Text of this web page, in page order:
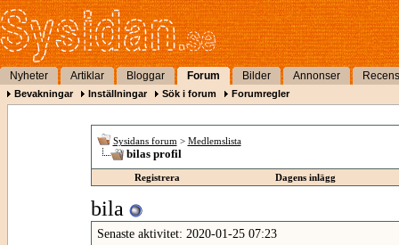
Nyheter Artiklar Bloggar Forum Bilder Annonser
Bevakningar Inställningar Sök i forum Forumregler
Sysidans forum > Medlemslista
bilas profil
Registrera Dagens inlägg
bila
Senaste aktivitet: 2020-01-25 07:23